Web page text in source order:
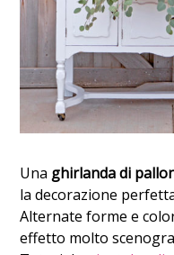
Una ghirlanda di
la decorazione
Alternate forme e
effetto molto